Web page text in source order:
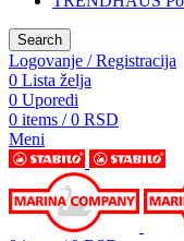
Search
Logovanje / Registracija
0 Lista želja
0 Uporedi
0 items / 0 RSD
Meni